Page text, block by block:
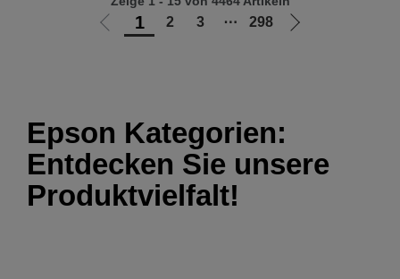
Zur
1 2 3 ⋯ 298
Zur
Epson Kategorien:
Entdecken Sie unsere
Produktvielfalt!